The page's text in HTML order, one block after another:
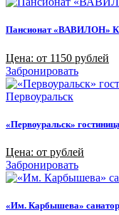
Пансионат «ВАВИЛОН»
Цена: от 1150 рублей
Забронировать
«Первоуральск»
Цена: от рублей
Забронировать
«Им. Карбышева»